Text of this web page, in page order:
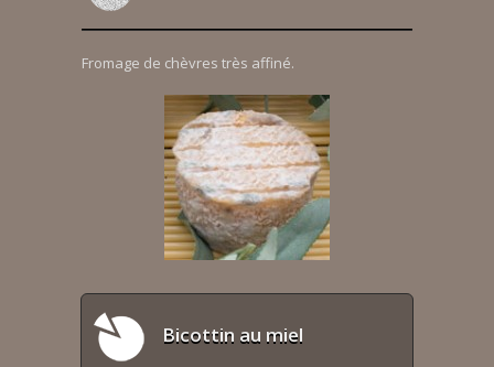
Fromage de chèvres très affiné.
Bicottin au miel